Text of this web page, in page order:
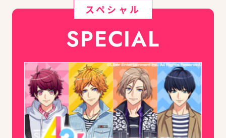
スペシャル
SPECIAL